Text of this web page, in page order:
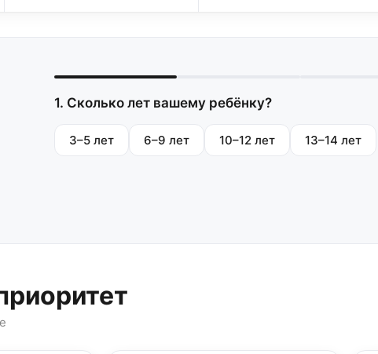
1. Сколько лет вашему ребёнку?
3–5 лет 6–9 лет 10–12 лет 13–14 лет